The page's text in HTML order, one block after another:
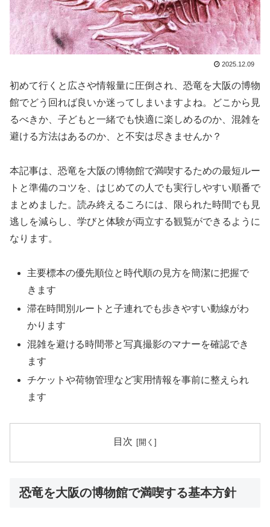
2025.12.09
初めて行くと広さや情報量に圧倒され、恐竜を大阪の博物
館でどう回れば良いか迷ってしまいますよね。どこから見
るべきか、子どもと一緒でも快適に楽しめるのか、混雑を
避ける方法はあるのか、と不安は尽きませんか？
本記事は、恐竜を大阪の博物館で満喫するための最短ルー
トと準備のコツを、はじめての人でも実行しやすい順番で
まとめました。読み終えるころには、限られた時間でも見
逃しを減らし、学びと体験が両立する観覧ができるように
なります。
主要標本の優先順位と時代順の見方を簡潔に把握で
きます
滞在時間別ルートと子連れでも歩きやすい動線がわ
かります
混雑を避ける時間帯と写真撮影のマナーを確認でき
ます
チケットや荷物管理など実用情報を事前に整えられ
ます
目次
恐竜を大阪の博物館で満喫する基本方針